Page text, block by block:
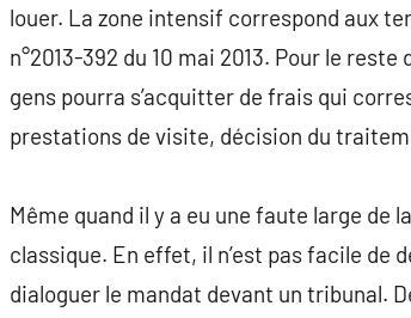
louer. La zone intensif correspond aux
n°2013-392 du 10 mai 2013. Pour le
gens pourra s’acquitter de frais qui
prestations de visite, décision du
Même quand il y a eu une faute large de
classique. En effet, il n’est pas facile de
dialoguer le mandat devant un tribunal.